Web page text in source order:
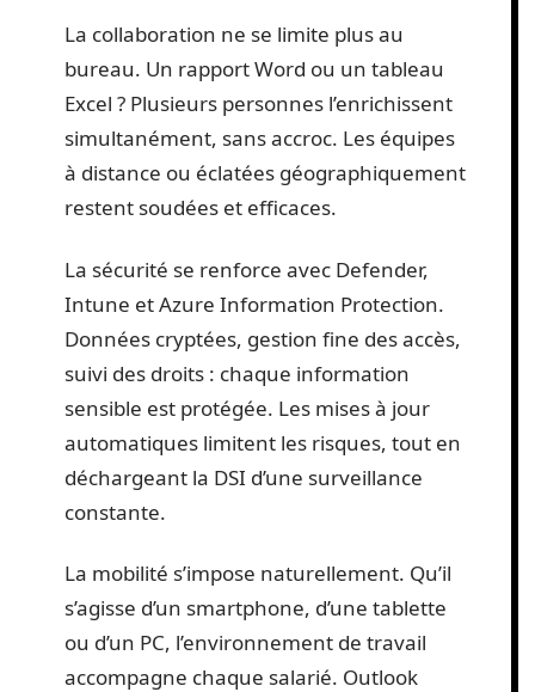
La collaboration ne se limite plus au
bureau. Un rapport Word ou un tableau
Excel ? Plusieurs personnes l’enrichissent
simultanément, sans accroc. Les équipes
à distance ou éclatées géographiquement
restent soudées et efficaces.
La sécurité se renforce avec Defender,
Intune et Azure Information Protection.
Données cryptées, gestion fine des accès,
suivi des droits : chaque information
sensible est protégée. Les mises à jour
automatiques limitent les risques, tout en
déchargeant la DSI d’une surveillance
constante.
La mobilité s’impose naturellement. Qu’il
s’agisse d’un smartphone, d’une tablette
ou d’un PC, l’environnement de travail
accompagne chaque salarié. Outlook